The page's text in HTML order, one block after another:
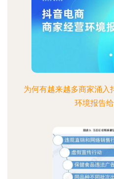
为何有越来越多商家涌入
环境报告